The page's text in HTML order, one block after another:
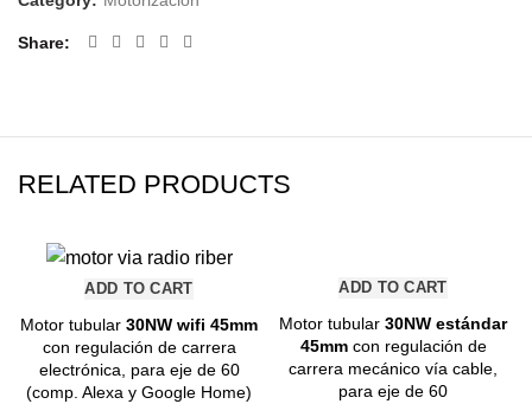
Share
RELATED PRODUCTS
ADD TO CART
Motor tubular 30NW wifi 45mm
con regulación de carrera
electrónica, para eje de 60
(comp. Alexa y Google Home)
ADD TO CART
Motor tubular 30NW estándar
45mmcon regulación de
carrera mecánico vía cable,
para eje de 60